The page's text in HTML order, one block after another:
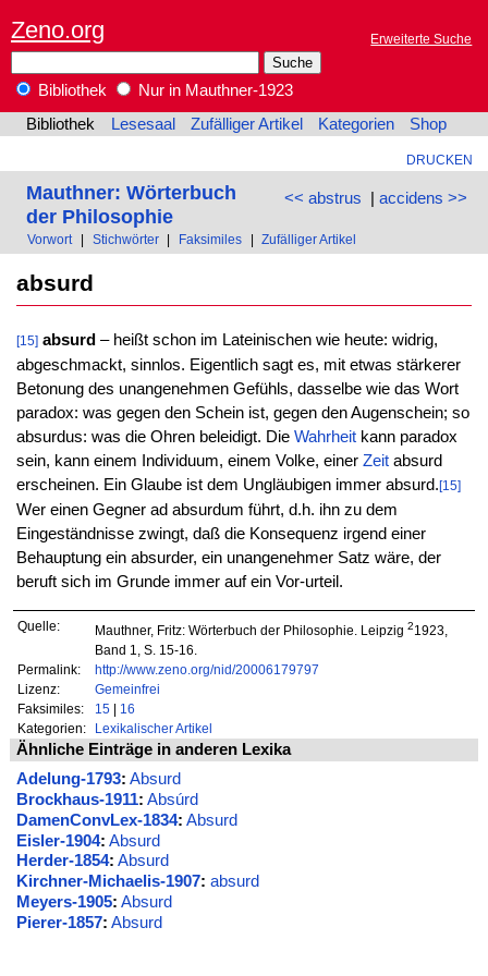
Zeno.org Erweiterte Suche
Bibliothek
Nur in Mauthner-1923
Bibliothek
Lesesaal Zufälliger Artikel Kategorien Shop
DRUCKEN
<< abstrus | accidens >>
Mauthner: Wörterbuch
der Philosophie
Vorwort Stichwörter Faksimiles Zufälliger Artikel
absurd
[15] absurd – heißt schon im Lateinischen wie heute: widrig,
abgeschmackt, sinnlos. Eigentlich sagt es, mit etwas stärkerer
Betonung des unangenehmen Gefühls, dasselbe wie das Wort
paradox: was gegen den Schein ist, gegen den Augenschein; so
absurdus: was die Ohren beleidigt. Die Wahrheitkann paradox
sein, kann einem Individuum, einem Volke, einer Zeitabsurd
erscheinen. Ein Glaube ist dem Ungläubigen immer absurd. [15]
Wer einen Gegner ad absurdum führt, d.h. ihn zu dem
Eingeständnisse zwingt, daß die Konsequenz irgend einer
Behauptung ein absurder, ein unangenehmer Satz wäre, der
beruft sich im Grunde immer auf ein Vor-urteil.
Quelle: Mauthner, Fritz: Wörterbuch der Philosophie. Leipzig 21923,
Band 1, S. 15-16.
Permalink:
http://www.zeno.org/nid/20006179797
Lizenz:
Gemeinfrei
Faksimiles:
15| 16
Kategorien:
Lexikalischer Artikel
Ähnliche Einträge in anderen Lexika
Adelung-1793: Absurd
Brockhaus-1911: Absúrd
DamenConvLex-1834: Absurd
Eisler-1904: Absurd
Herder-1854: Absurd
Kirchner-Michaelis-1907: absurd
Meyers-1905: Absurd
Pierer-1857: Absurd